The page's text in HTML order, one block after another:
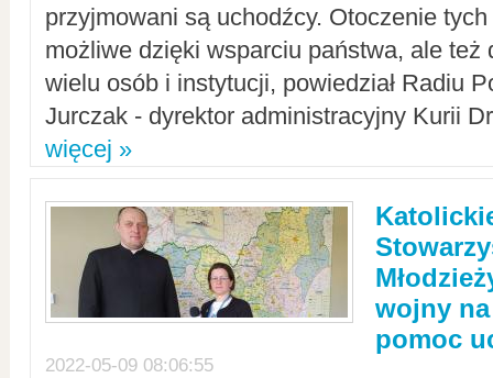
przyjmowani są uchodźcy. Otoczenie
możliwe dzięki wsparciu państwa, ale też
wielu osób i instytucji, powiedział Radiu
Jurczak - dyrektor administracyjny Kurii
więcej »
wojny
pomoc
2022-05-09 08:06:55